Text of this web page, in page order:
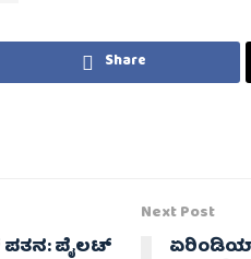
Share
ಪತನ: ಪೈಲಟ್
Next Post